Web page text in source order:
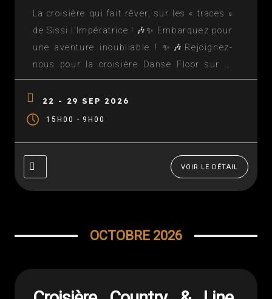
La croisière qui fait rêver, sur les « traces »
de Sissi l’Impératrice ! 🎶✨ Embarquez pour
une aventure inoubliable ! ✨🎶Rejoignez-
nous pour la croisière Danse Floor sur le
Danube !🌊 Un cadre enchanteur, des
escales historiques et sublimes !🍽️ Et une
expérience unique au fil des plus belles
22 - 29 SEP 2026
15H00 - 9H00
VOIR LE DÉTAIL
OCTOBRE 2026